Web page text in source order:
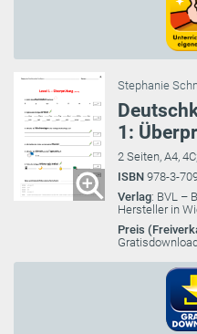
Stephanie
1:
2 Seiten, A4,
ISBN 978-3-
Verlag: BVL –
Hersteller in
Preis
Gratisdownload